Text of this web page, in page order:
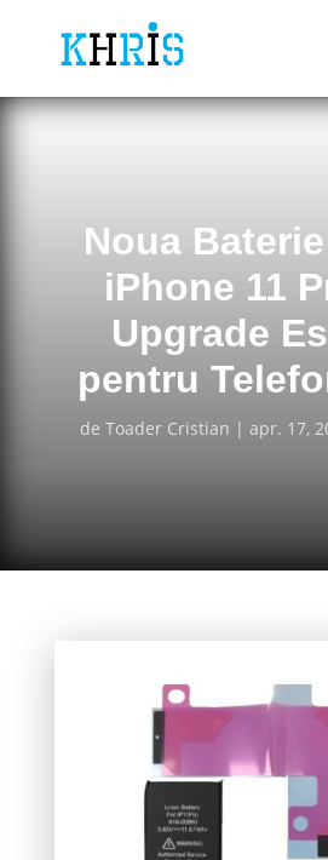
Noua
iPhone 11
Upgrade
pentru
de Toader Cristian apr. 17,